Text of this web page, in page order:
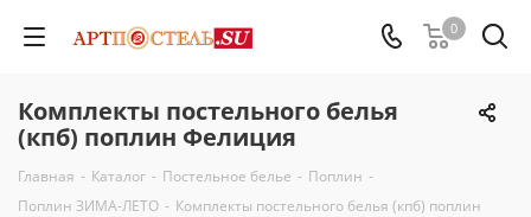
0
Комплекты постельного белья
(кпб) поплин Фелиция
Главная - Каталог - Постельное белье - Поплин -
Поплин ЗИМА-ЛЕТО - Комплекты постельного белья (кпб) поплин